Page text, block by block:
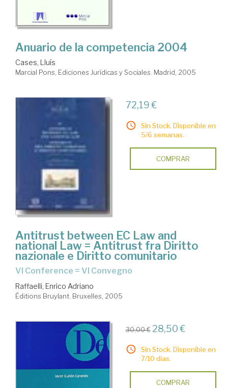
Anuario de la competencia 2004
Cases, Lluís
Marcial Pons, Ediciones Jurídicas y Sociales. Madrid, 2005
72,19 €
Sin Stock. Disponible en
5/6 semanas.
COMPRAR
Antitrust between EC Law and
national Law = Antitrust fra Diritto
nazionale e Diritto comunitario
VI Conference = VI Convegno
Raffaelli, Enrico Adriano
Éditions Bruylant. Bruxelles, 2005
30,00 € 28,50 €
Sin Stock. Disponible en
7/10 días.
COMPRAR